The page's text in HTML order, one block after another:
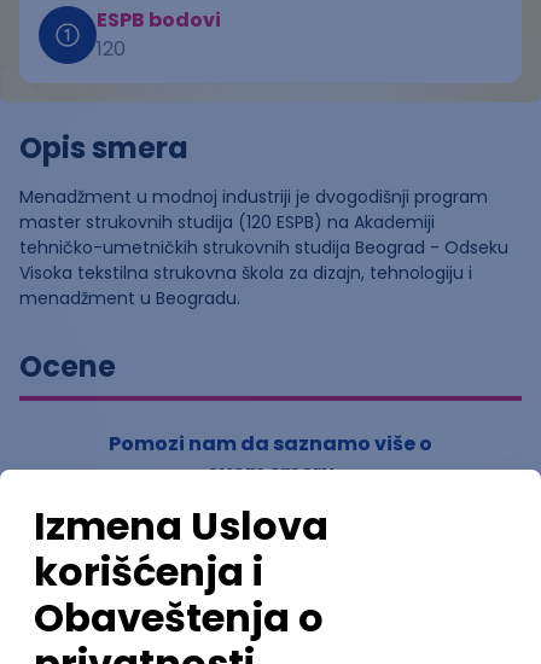
ESPB bodovi
120
Opis smera
Menadžment u modnoj industriji je dvogodišnji program
master strukovnih studija (120 ESPB) na Akademiji
tehničko-umetničkih strukovnih studija Beograd - Odseku
Visoka tekstilna strukovna škola za dizajn, tehnologiju i
menadžment u Beogradu.
Ocene
Pomozi nam da saznamo više o
ovom smeru
(
Ostavi ocenu